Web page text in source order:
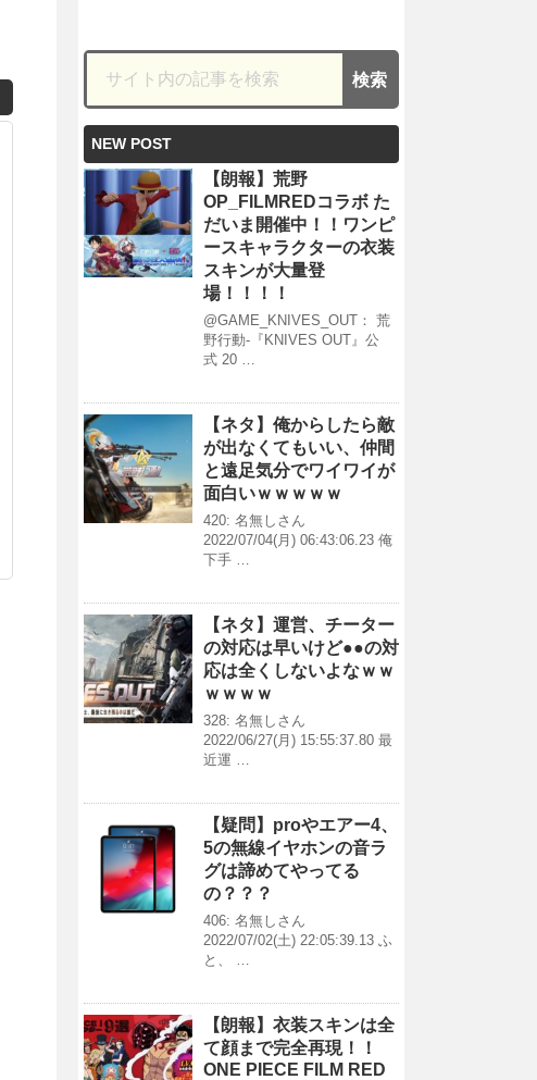
NEW POST
【朗報】荒野
OP_FILMREDコラボ た
だいま開催中！！ワンピ
ースキャラクターの衣装
スキンが大量登
場！！！！
@GAME_KNIVES_OUT： 荒
野行動-『KNIVES OUT』公
式 20 …
【ネタ】俺からしたら敵
が出なくてもいい、仲間
と遠足気分でワイワイが
面白いｗｗｗｗｗ
420: 名無しさん
2022/07/04(月) 06:43:06.23 俺
下手 …
【ネタ】運営、チーター
の対応は早いけど●●の対
応は全くしないよなｗｗ
ｗｗｗｗ
328: 名無しさん
2022/06/27(月) 15:55:37.80 最
近運 …
【疑問】proやエアー4、
5の無線イヤホンの音ラ
グは諦めてやってる
の？？？
406: 名無しさん
2022/07/02(土) 22:05:39.13 ふ
と、 …
【朗報】衣装スキンは全
て顔まで完全再現！！
ONE PIECE FILM RED